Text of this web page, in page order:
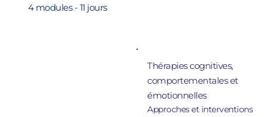
4 modules - 11 jours
Thérapies cognitives,
comportementales et
émotionnelles
Approches et interventions